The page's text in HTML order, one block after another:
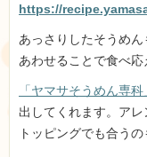
https://
あっさりしたそうめ
あわせることで食べ応
「ヤマサそうめん専科
出してくれます。ア
トッピングでも合うの